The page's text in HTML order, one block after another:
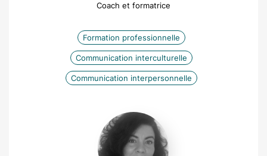
Coach et formatrice
Formation professionnelle
Communication interculturelle
Communication interpersonnelle
Séverine
Laurent